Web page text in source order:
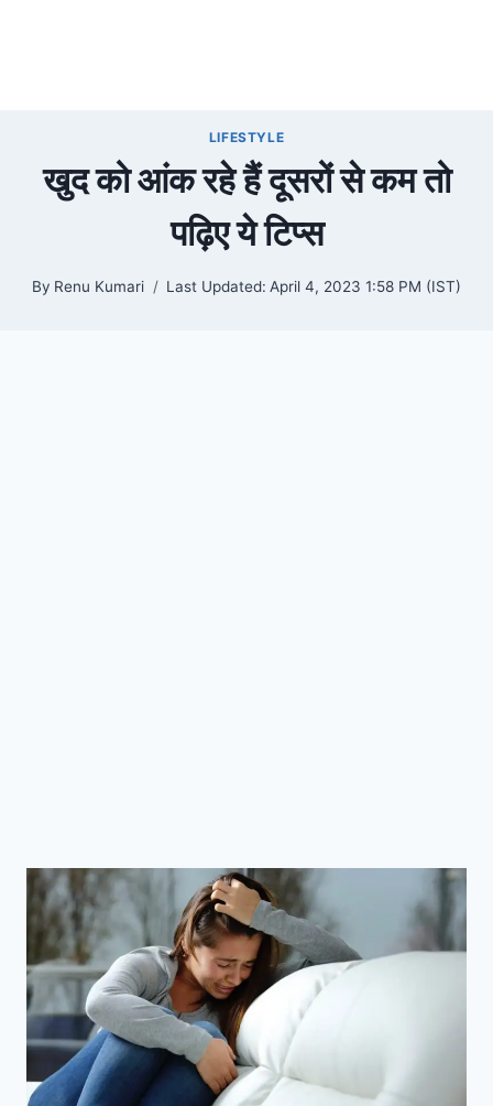
LIFESTYLE
खुद को आंक रहे हैं दूसरों से कम तो
पढ़िए ये टिप्स
By Renu Kumari Last Updated: April 4, 2023 1:58 PM (IST)